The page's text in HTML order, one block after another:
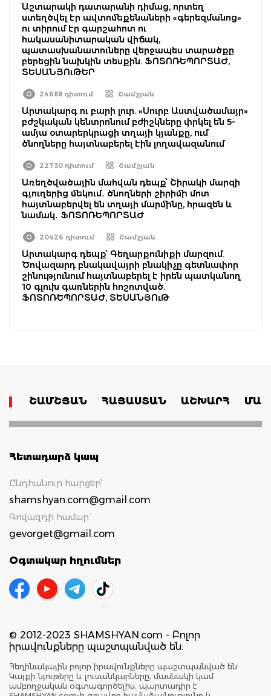
Աշտարակի դատարանի դիմաց, որտեղ
ստեղծվել էր ավտոմեքենաների «գերեզմանոց»
ու տիրում էր գարշահոտ ու
հակասանիտարական վիճակ,
պատասխանատուները վերջապես տարածքը
բերեցին նախկին տեսքին. ՖՈՏՈՌԵՊՈՐՏԱԺ,
ՏԵՍԱՆՅՈւԹԵՐ
24688 դիտում Շամշյան
Արտակարգ ու բարի լուր. «Սուրբ Աստվածամայր»
բժշկական կենտրոնում բժիշկները փրկել են 5-
ամյա օտարերկրացի տղայի կյանքը, ում
ծնողները հայտնաբերել էին լողավազանում
22730 դիտում Շամշյան
Առեղծվածային մահվան դեպք՝ Շիրակի մարզի
գյուղերից մեկում․ ծնողների շիրիմի մոտ
հայտնաբերվել են տղայի մարմինը, հրազեն և
նամակ․ ՖՈՏՈՌԵՊՈՐՏԱԺ
20426 դիտում Շամշյան
Արտակարգ դեպք՝ Գեղարքունիքի մարզում.
Ծովազարդ բնակավայրի բնակիչը գետնափոր
շինությունում հայտնաբերել է իրեն պատկանող
10 գլուխ գառներին հոշոտված.
ՖՈՏՈՌԵՊՈՐՏԱԺ, ՏԵՍԱՆՅՈւԹ
ՇԱՄՇՅԱՆ ՀԱՅԱՍՏԱՆ ԱՇԽԱՐՀ
Հետադարձ կապ
Ընդհանուր հարցեր՝
shamshyan.com@gmail.com
Գովազդի համար`
gevorget@gmail.com
Օգտակար հղումներ
© 2012-2023 SHAMSHYAN.com - Բոլոր
իրավունքները պաշտպանված են:
Հեղինակային բոլոր իրավունքները պաշտպանված են:
Կայքի նյութերը և լուսանկարները, մասնակի կամ
ամբողջական օգտագործելիս, պարտադիր է